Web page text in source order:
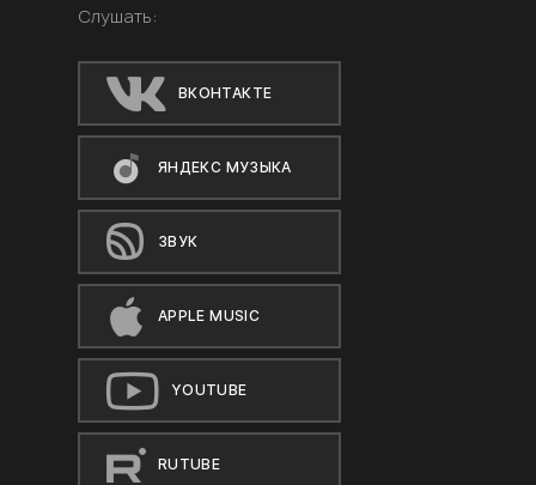
Слушать:
ВКОНТАКТЕ
ЯНДЕКС МУЗЫКА
ЗВУК
APPLE MUSIC
YOUTUBE
RUTUBE